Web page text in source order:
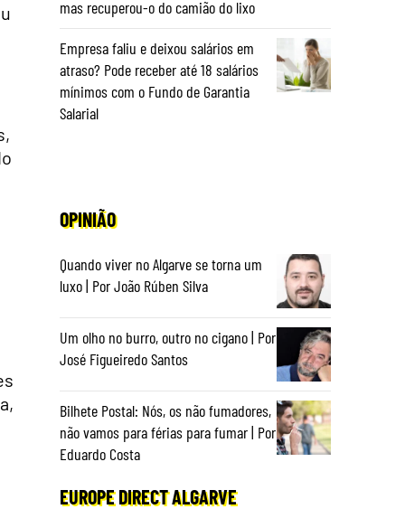
mas recuperou-o do camião do lixo
Empresa faliu e deixou salários em
atraso? Pode receber até 18 salários
mínimos com o Fundo de Garantia
Salarial
OPINIÃO
Quando viver no Algarve se torna um
luxo | Por João Rúben Silva
Um olho no burro, outro no cigano | Por
José Figueiredo Santos
Bilhete Postal: Nós, os não fumadores,
não vamos para férias para fumar | Por
Eduardo Costa
EUROPE DIRECT ALGARVE